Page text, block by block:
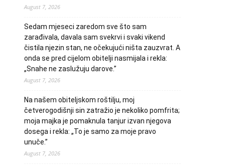
August 7, 2026
Sedam mjeseci zaredom sve što sam
zarađivala, davala sam svekrvi i svaki vikend
čistila njezin stan, ne očekujući ništa zauzvrat. A
onda se pred cijelom obitelji nasmijala i rekla:
„Snahe ne zaslužuju darove.”
August 7, 2026
Na našem obiteljskom roštilju, moj
četverogodišnji sin zatražio je nekoliko pomfrita;
moja majka je pomaknula tanjur izvan njegova
dosega i rekla: „To je samo za moje pravo
unuče.”
August 7, 2026